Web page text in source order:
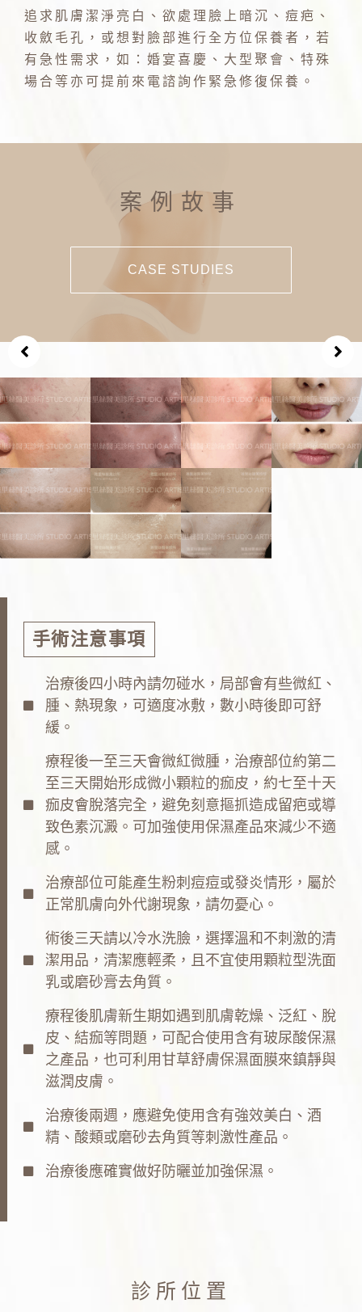
追求肌膚潔淨亮白、欲處理臉上暗沉、痘疤、
收斂毛孔，或想對臉部進行全方位保養者，若
有急性需求，如：婚宴喜慶、大型聚會、特殊
場合等亦可提前來電諮詢作緊急修復保養。
案例故事
CASE STUDIES
手術注意事項
治療後四小時內請勿碰水，局部會有些微紅、
腫、熱現象，可適度冰敷，數小時後即可舒
緩。
療程後一至三天會微紅微腫，治療部位約第二
至三天開始形成微小顆粒的痂皮，約七至十天
痂皮會脫落完全，避免刻意摳抓造成留疤或導
致色素沉澱。可加強使用保濕產品來減少不適
感。
治療部位可能產生粉刺痘痘或發炎情形，屬於
正常肌膚向外代謝現象，請勿憂心。
術後三天請以冷水洗臉，選擇溫和不刺激的清
潔用品，清潔應輕柔，且不宜使用顆粒型洗面
乳或磨砂膏去角質。
療程後肌膚新生期如遇到肌膚乾燥、泛紅、脫
皮、結痂等問題，可配合使用含有玻尿酸保濕
之產品，也可利用甘草舒膚保濕面膜來鎮靜與
滋潤皮膚。
治療後兩週，應避免使用含有強效美白、酒
精、酸類或磨砂去角質等刺激性產品。
治療後應確實做好防曬並加強保濕。
診所位置